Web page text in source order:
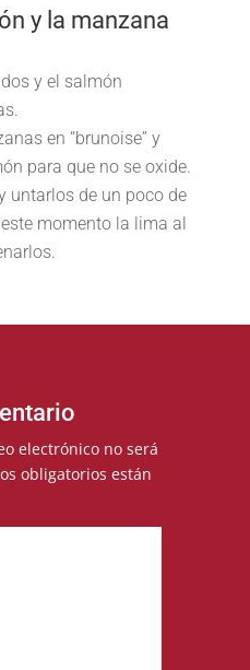
y la manzana
y el salmón
en “brunoise” y
para que no se oxide.
untarlos de un poco de
momento la lima al
electrónico no será
obligatorios están